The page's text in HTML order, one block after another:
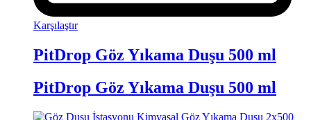
Karşılaştır
PitDrop Göz Yıkama Duşu 500 ml
PitDrop Göz Yıkama Duşu 500 ml